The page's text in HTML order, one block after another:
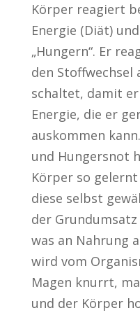
Körper reagiert
Energie (Diät)
„Hungern“. Er
den Stoffwechsel
schaltet, damit
Energie, die er
auskommen
und Hungersnot
Körper so
diese selbst
der
was an Nahrung
wird vom
Magen knurrt,
und der Körper